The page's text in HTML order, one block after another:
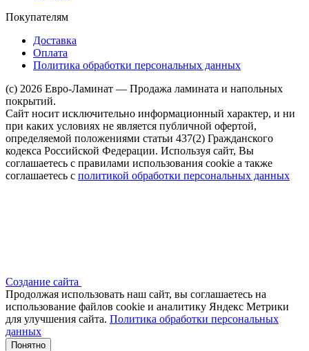
Покупателям
Доставка
Оплата
Политика обработки персональных данных
(c) 2026 Евро-Ламинат — Продажа ламината и напольных
покрытий.
Сайт носит исключительно информационный характер, и ни
при каких условиях не является публичной офертой,
определяемой положениями статьи 437(2) Гражданского
кодекса Российской Федерации. Используя сайт, Вы
соглашаетесь с правилами использования cookie а также
соглашаетесь с политикой обработки персональных данных
Создание сайта
Продолжая использовать наш сайт, вы соглашаетесь на
использование файлов сооkіе и аналитику Яндекс Метрики
для улучшения сайта. Политика обработки персональных
данных
Понятно